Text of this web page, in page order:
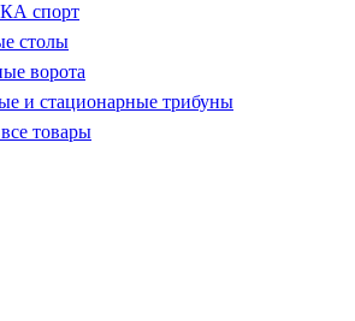
спорт
столы
ворота
и стационарные трибуны
товары